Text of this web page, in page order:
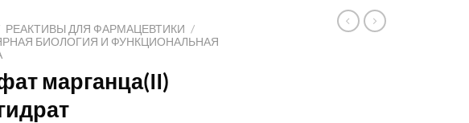
РЕАКТИВЫ ДЛЯ ФАРМАЦЕВТИКИ /
БИОЛОГИЯ И ФУНКЦИОНАЛЬНАЯ
марганца(II)